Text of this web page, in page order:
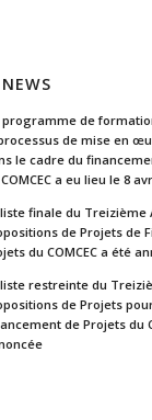
programme de
de mise en
le cadre du
a eu lieu le 8
finale du Treizième
de Projets de
du COMCEC a été
restreinte du
de Projets
de Projets du